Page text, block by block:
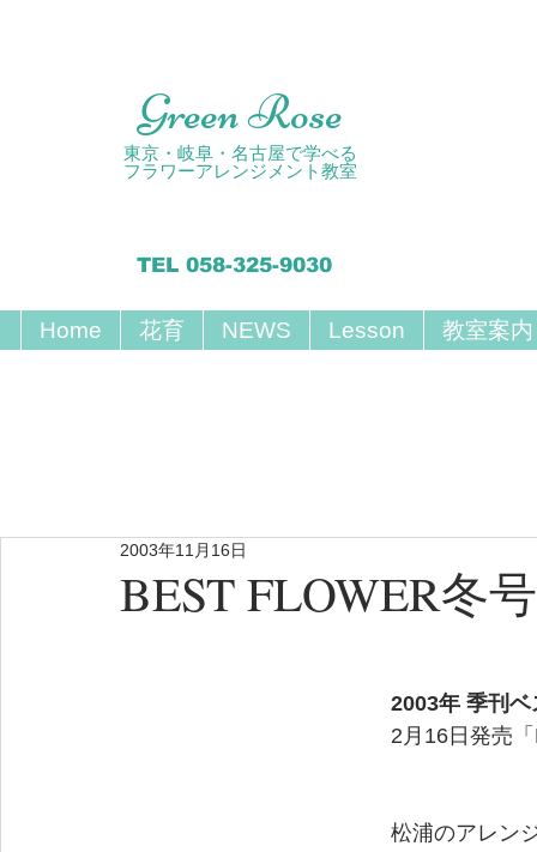
Green Rose
東京・岐阜・名古屋で学べる
フラワーアレンジメント教室
TEL 058-325-9030
Home 花育 NEWS Lesson 教室案内
BEST FLOWER冬号
2003年11月16日
2003年 季刊
2月16日発売
松浦のアレン